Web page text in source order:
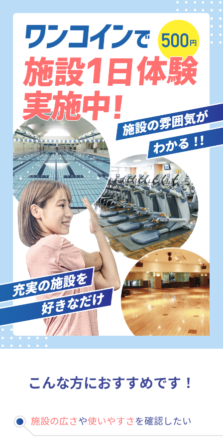
こんな方におすすめです！
施設の広さや使いやすさを確認したい